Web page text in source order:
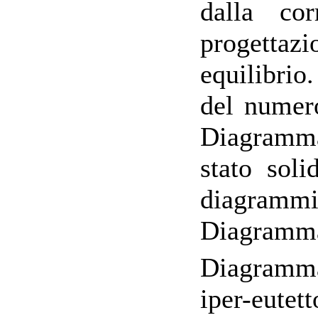
dalla
del
stato
iper-